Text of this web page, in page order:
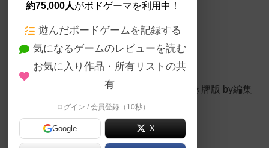
アジトベル です。
子供も遊べるカード版、大きい子供が大好き牌版 by編集
約75,000人がボドゲーマを利用中！
遊んだボードゲームを記録する
気になるゲームのレビューを読む
お気に入り作品・所有リストの共
有
ログイン / 会員登録（10秒）
Google X